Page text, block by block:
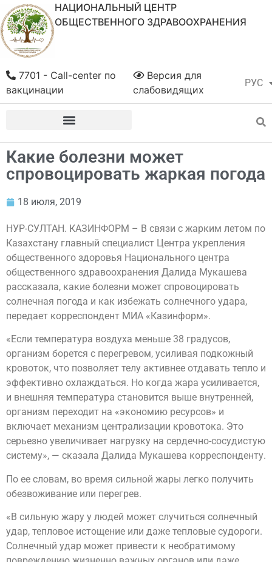
НАЦИОНАЛЬНЫЙ ЦЕНТР
ОБЩЕСТВЕННОГО ЗДРАВООХРАНЕНИЯ
РУС
ҚАЗ
Версия для
слабовидящих
7701 - Call-center по
вакцинации
Какие болезни может
спровоцировать жаркая погода
18 июля, 2019
НУР-СУЛТАН. КАЗИНФОРМ – В связи с жарким летом по
Казахстану главный специалист Центра укрепления
общественного здоровья Национального центра
общественного здравоохранения Далида Мукашева
рассказала, какие болезни может спровоцировать
солнечная погода и как избежать солнечного удара,
передает корреспондент МИА «Казинформ».
«Если температура воздуха меньше 38 градусов,
организм борется с перегревом, усиливая подкожный
кровоток, что позволяет телу активнее отдавать тепло и
эффективно охлаждаться. Но когда жара усиливается,
и внешняя температура становится выше внутренней,
организм переходит на «экономию ресурсов» и
включает механизм централизации кровотока. Это
серьезно увеличивает нагрузку на сердечно-сосудистую
систему», — сказала Далида Мукашева корреспонденту.
По ее словам, во время сильной жары легко получить
обезвоживание или перегрев.
«В сильную жару у людей может случиться солнечный
удар, тепловое истощение или даже тепловые судороги.
Солнечный удар может привести к необратимому